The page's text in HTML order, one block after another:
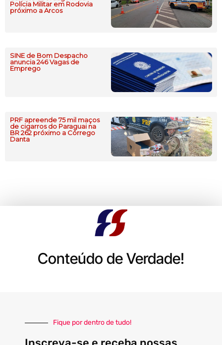
Polícia Militar em Rodovia
próximo a Arcos
SINE de Bom Despacho
anuncia 246 Vagas de
Emprego
PRF apreende 75 mil maços
de cigarros do Paraguai na
BR 262 próximo a Córrego
Danta
Conteúdo de Verdade!
Fique por dentro de tudo!